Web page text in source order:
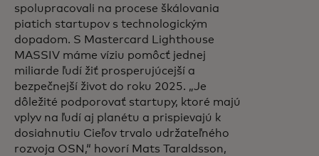
spolupracovali na procese škálovania
piatich startupov s technologickým
dopadom. S Mastercard Lighthouse
MASSIV máme víziu pomôcť jednej
miliarde ľudí žiť prosperujúcejší a
bezpečnejší život do roku 2025. „Je
dôležité podporovať startupy, ktoré majú
vplyv na ľudí aj planétu a prispievajú k
dosiahnutiu Cieľov trvalo udržateľného
rozvoja OSN,“ hovorí Mats Taraldsson,